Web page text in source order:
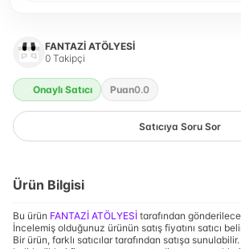
FANTAZİ ATÖLYESİ
0 Takipçi
Onaylı Satıcı Puan0.0
Satıcıya Soru Sor
Ürün Bilgisi
Bu ürün FANTAZİ ATÖLYESİ tarafından
İncelemiş olduğunuz ürünün satış fiyatını satıcı
Bir ürün, farklı satıcılar tarafından satışa